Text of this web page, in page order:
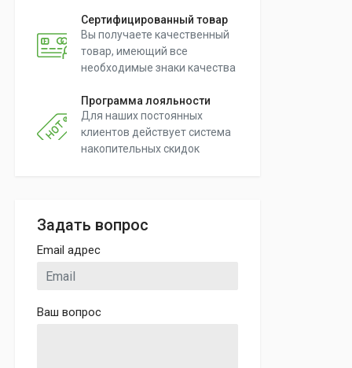
Сертифицированный товар
Вы получаете качественный
товар, имеющий все
необходимые знаки качества
Программа лояльности
Для наших постоянных
клиентов действует система
накопительных скидок
Задать вопрос
Email адрес
Ваш вопрос